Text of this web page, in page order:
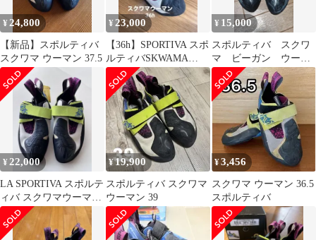
¥ 24,800
【新品】スポルティバ
スクワマ ウーマン 37.5
¥ 23,000
【36h】SPORTIVA スポ
ルティバSKWAMA
WOMANスクワマウー
マン
¥ 15,000
スポルティバ スクワ
マ ビーガン ウーマ
ン EU40.5
¥ 22,000
LA SPORTIVA スポルテ
ィバ スクワマウーマン
EU38 クライミング
¥19,900
スポルティバ スクワマ
ウーマン 39
¥3,456
スクワマ ウーマン 36.5
スポルティバ